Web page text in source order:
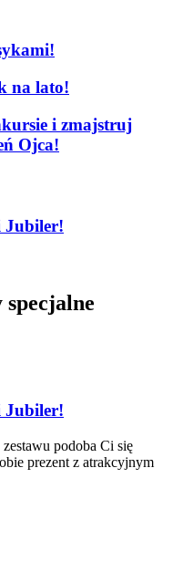
na lato!
i zmajstruj
Ojca!
Jubiler!
Jubiler!
podoba Ci się
prezent z atrakcyjnym